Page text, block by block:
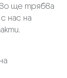
ще трябва
нас на